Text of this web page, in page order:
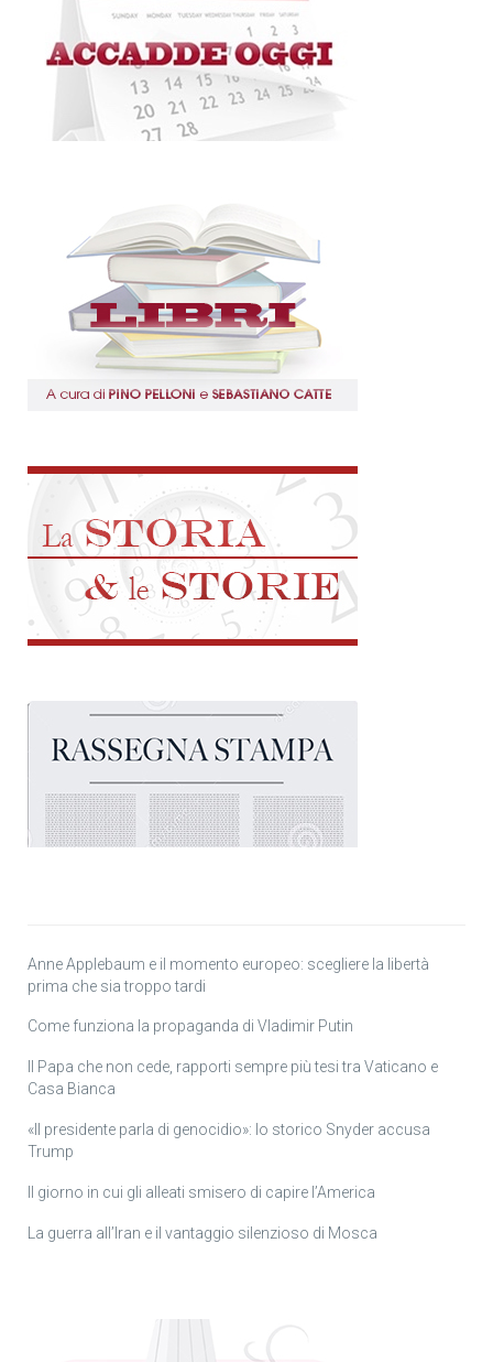
Anne Applebaum e il momento europeo: scegliere la libertà
prima che sia troppo tardi
Come funziona la propaganda di Vladimir Putin
Il Papa che non cede, rapporti sempre più tesi tra Vaticano e
Casa Bianca
«Il presidente parla di genocidio»: lo storico Snyder accusa
Trump
Il giorno in cui gli alleati smisero di capire l’America
La guerra all’Iran e il vantaggio silenzioso di Mosca